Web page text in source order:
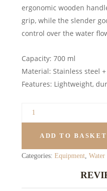
ergonomic wooden
grip, while the slender
control over the water
Capacity: 700 ml
Material: Stainless steel
Features: Lightweight,
ADD TO BASKET
Categories: Equipment Water